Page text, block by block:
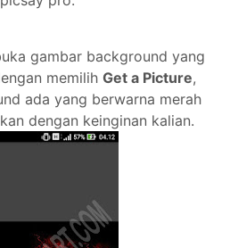
gambar background yang
memilih Get a Picture,
ada yang berwarna merah
dengan keinginan kalian.